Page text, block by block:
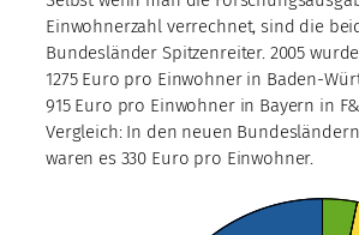
Einwohnerzahl verrechnet, sind die
Bundesländer Spitzenreiter. 2005
1275 Euro pro Einwohner in Baden-
915 Euro pro Einwohner in Bayern in
Vergleich: In den neuen
waren es 330 Euro pro Einwohner.